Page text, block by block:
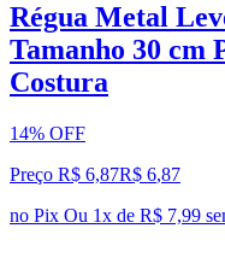
Régua Metal
Tamanho 30 cm
Costura
14% OFF
Preço R$ 6,87R$ 6,87
no Pix Ou 1x de R$ 7,99